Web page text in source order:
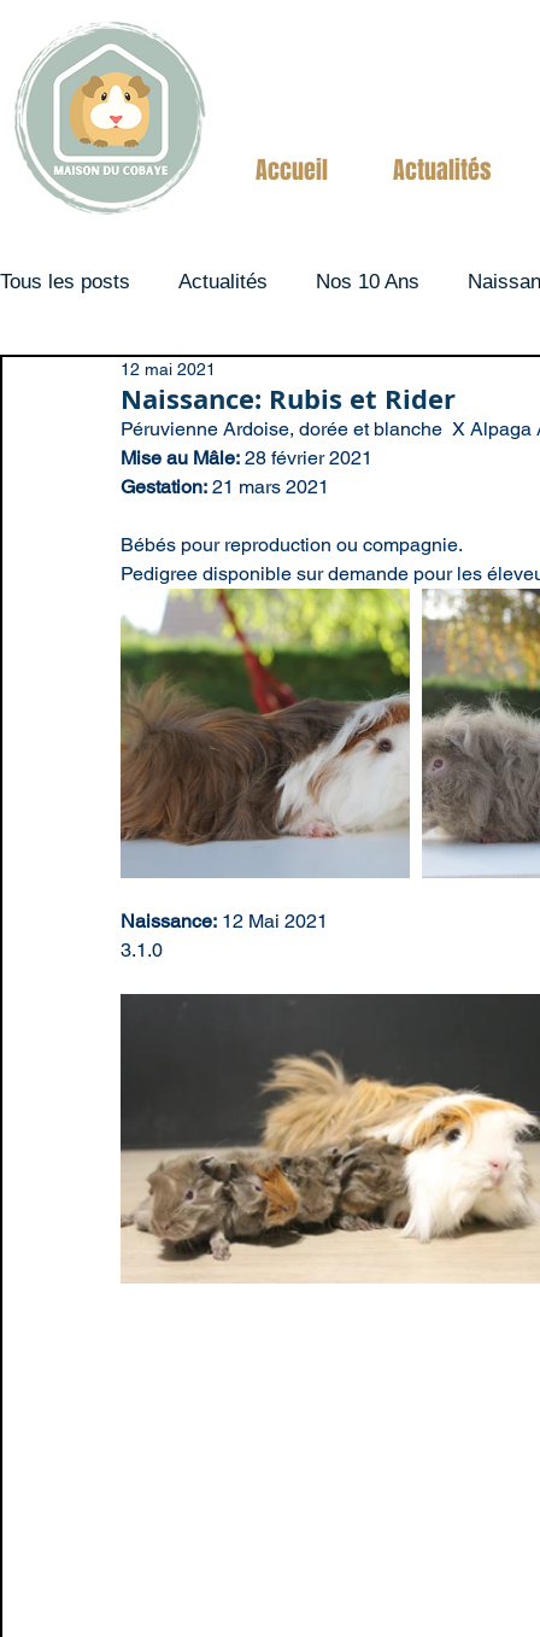
Accueil Actualités
Tous les posts Actualités Nos 10 Ans
Naissance: Rubis et Rider
12 mai 2021
Péruvienne Ardoise, dorée et blanche  X Alpaga
Mise au Mâle: 28 février 2021
Gestation: 21 mars 2021
Bébés pour reproduction ou compagnie.
Pedigree disponible sur demande pour les
Naissance: 12 Mai 2021
3.1.0